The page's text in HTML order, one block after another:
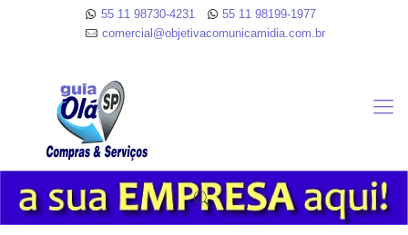
55 11 98730-4231
55 11 98199-1977
comercial@objetivacomunicamidia.com.br